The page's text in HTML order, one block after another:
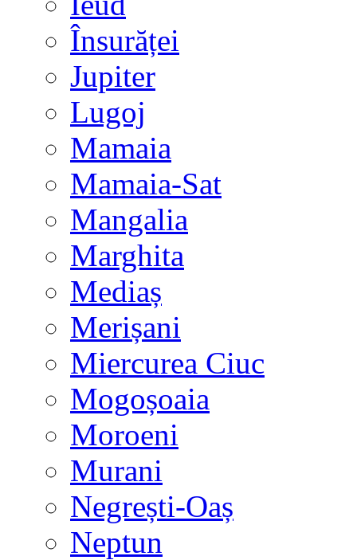
Însurăței
Jupiter
Lugoj
Mamaia
Mamaia-Sat
Mangalia
Marghita
Mediaș
Merișani
Miercurea Ciuc
Mogoșoaia
Moroeni
Murani
Negrești-Oaș
Neptun